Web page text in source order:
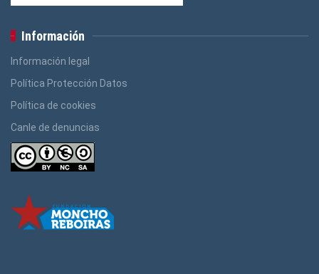
Información
Información legal
Política Protección Datos
Política de cookies
Canle de denuncias